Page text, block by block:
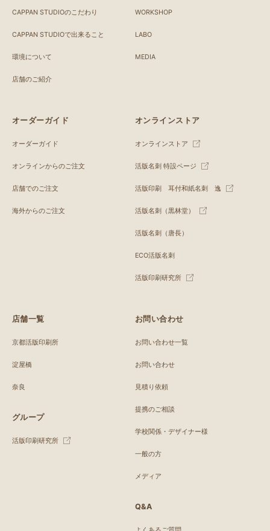
CAPPAN STUDIOのこだわり
CAPPAN STUDIOで出来ること
環境について
店舗のご紹介
WORKSHOP
LABO
MEDIA
オーダーガイド
オーダーガイド
オンラインからのご注文
店舗でのご注文
海外からのご注文
オンラインストア
オンラインストア
活版名刺 特設ページ
活版印刷 耳付和紙名刺 逸
活版名刺（黒林堂）
活版名刺（唐長）
ECO活版名刺
活版印刷研究所
店舗一覧
京都活版印刷所
淀屋橋
奈良
グループ
活版印刷研究所
お問い合わせ
お問い合わせ一覧
お問い合わせ
見積り依頼
提携のご相談
学校関係・デザイナー様
一般の方
メディア
Q&A